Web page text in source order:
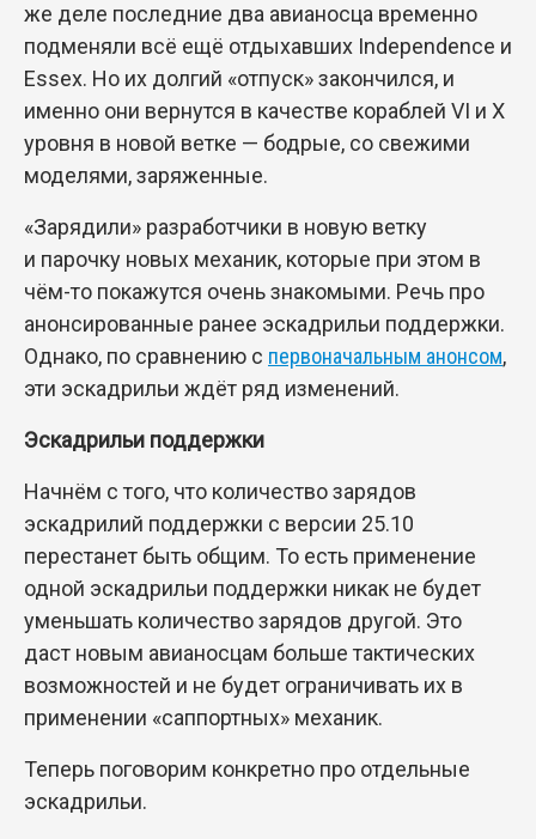
же деле последние два авианосца временно
подменяли всё ещё отдыхавших Independence и
Essex. Но их долгий «отпуск» закончился, и
именно они вернутся в качестве кораблей VI и X
уровня в новой ветке — бодрые, со свежими
моделями, заряженные.
«Зарядили» разработчики в новую ветку
и парочку новых механик, которые при этом в
чём-то покажутся очень знакомыми. Речь про
анонсированные ранее эскадрильи поддержки.
Однако, по сравнению с первоначальным анонсом,
эти эскадрильи ждёт ряд изменений.
Эскадрильи поддержки
Начнём с того, что количество зарядов
эскадрилий поддержки с версии 25.10
перестанет быть общим. То есть применение
одной эскадрильи поддержки никак не будет
уменьшать количество зарядов другой. Это
даст новым авианосцам больше тактических
возможностей и не будет ограничивать их в
применении «саппортных» механик.
Теперь поговорим конкретно про отдельные
эскадрильи.